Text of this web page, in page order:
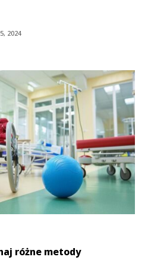
2024
różne metody